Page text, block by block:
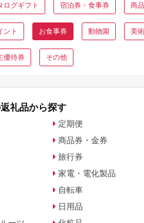
ログギフト 宿泊券・食事券 商
ント お食事券 動物園 美
優待券 その他
礼品から探す
定期便
商品券・金券
旅行券
家電・電化製品
自転車
日用品